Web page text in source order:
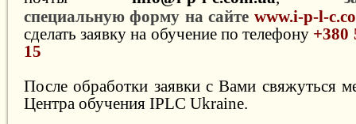
специальную форму на сайте www.i-p-l-
сделать заявку на обучение по телефону +380
15
После обработки заявки с Вами свяжуться
Центра обучения IPLC Ukraine.